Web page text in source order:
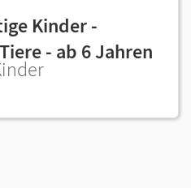
Kinder -
- ab 6 Jahren